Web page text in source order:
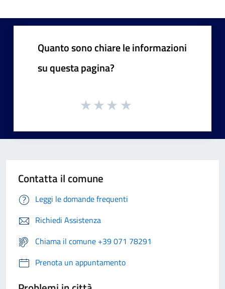
Quanto sono chiare le informazioni
su questa pagina?
Contatta il comune
Leggi le domande frequenti
Richiedi Assistenza
Chiama il comune +39 071 78291
Prenota un appuntamento